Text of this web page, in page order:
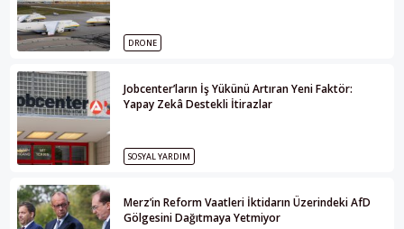
DRONE
Jobcenter’ların İş Yükünü Artıran Yeni Faktör:
Yapay Zekâ Destekli İtirazlar
SOSYAL YARDIM
Merz’in Reform Vaatleri İktidarın Üzerindeki AfD
Gölgesini Dağıtmaya Yetmiyor